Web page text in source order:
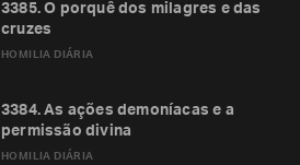
HOMILIA DIÁRIA
3385. O porquê dos milagres e das
cruzes
HOMILIA DIÁRIA
3384. As ações demoníacas e a
permissão divina